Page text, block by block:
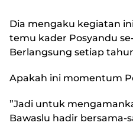
Dia mengaku kegiatan
temu kader Posyandu
Berlangsung setiap
Apakah ini momentum
”Jadi untuk
Bawaslu hadir bersama-